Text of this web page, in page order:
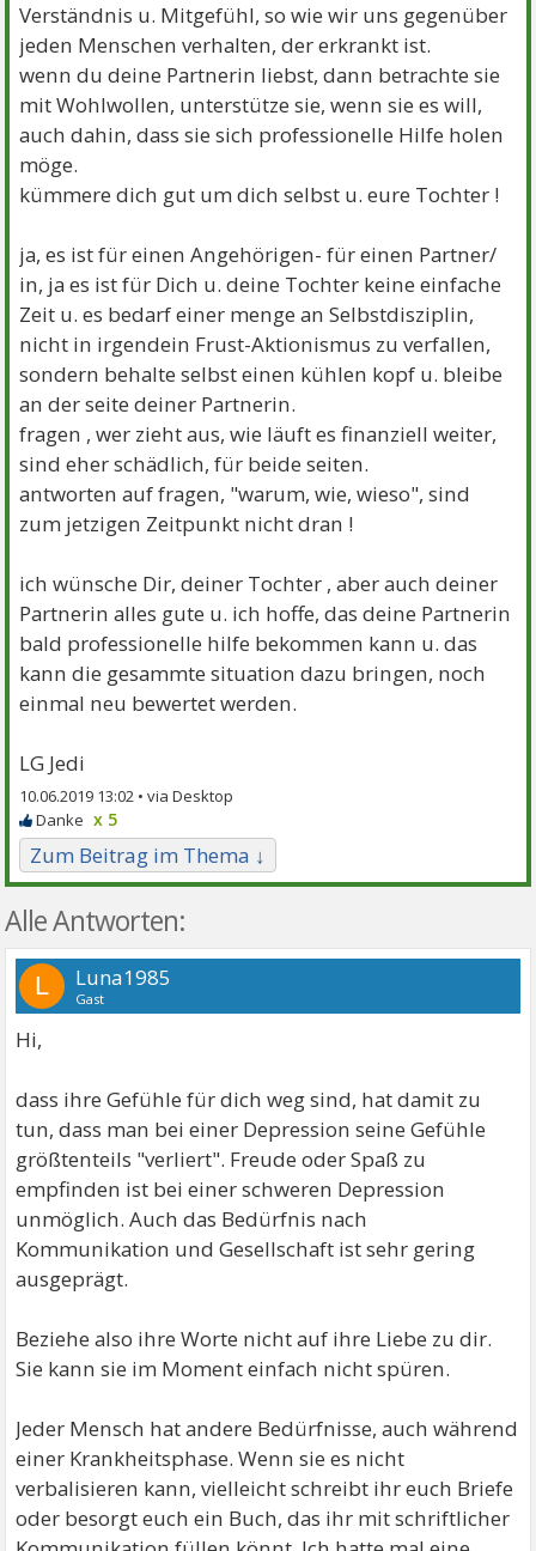
Verständnis u. Mitgefühl, so wie wir uns gegenüber
jeden Menschen verhalten, der erkrankt ist.
wenn du deine Partnerin liebst, dann betrachte sie
mit Wohlwollen, unterstütze sie, wenn sie es will,
auch dahin, dass sie sich professionelle Hilfe holen
möge.
kümmere dich gut um dich selbst u. eure Tochter !
ja, es ist für einen Angehörigen- für einen Partner/
in, ja es ist für Dich u. deine Tochter keine einfache
Zeit u. es bedarf einer menge an Selbstdisziplin,
nicht in irgendein Frust-Aktionismus zu verfallen,
sondern behalte selbst einen kühlen kopf u. bleibe
an der seite deiner Partnerin.
fragen , wer zieht aus, wie läuft es finanziell weiter,
sind eher schädlich, für beide seiten.
antworten auf fragen, "warum, wie, wieso", sind
zum jetzigen Zeitpunkt nicht dran !
ich wünsche Dir, deiner Tochter , aber auch deiner
Partnerin alles gute u. ich hoffe, das deine Partnerin
bald professionelle hilfe bekommen kann u. das
kann die gesammte situation dazu bringen, noch
einmal neu bewertet werden.
LG Jedi
10.06.2019 13:02 •
x 5
Zum Beitrag im Thema ↓
Alle Antworten:
L Luna1985
Gast
Hi,
dass ihre Gefühle für dich weg sind, hat damit zu
tun, dass man bei einer Depression seine Gefühle
größtenteils "verliert". Freude oder Spaß zu
empfinden ist bei einer schweren Depression
unmöglich. Auch das Bedürfnis nach
Kommunikation und Gesellschaft ist sehr gering
ausgeprägt.
Beziehe also ihre Worte nicht auf ihre Liebe zu dir.
Sie kann sie im Moment einfach nicht spüren.
Jeder Mensch hat andere Bedürfnisse, auch während
einer Krankheitsphase. Wenn sie es nicht
verbalisieren kann, vielleicht schreibt ihr euch Briefe
oder besorgt euch ein Buch, das ihr mit schriftlicher